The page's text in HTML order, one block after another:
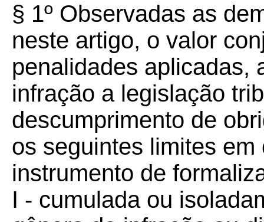
§ 1º Observadas as
neste artigo, o valor
penalidades aplicadas,
infração a legislação
descumprimento de
os seguintes limites
instrumento de
I - cumulada ou